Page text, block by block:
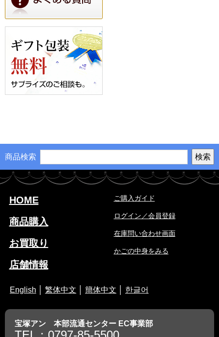
商品検索
HOME
商品購入
お買取り
店舗情報
ご購入ガイド
ログイン／会員登録
在庫問い合わせ画面
かごの中身をみる
English 繁体中文 簡体中文 한글어
宝塚アン 本部流通センター EC事業部